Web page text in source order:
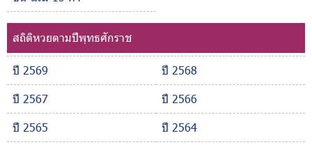
สถิติหวยตามปีพุทธศักราช
ปี 2569
ปี 2568
ปี 2567
ปี 2566
ปี 2565
ปี 2564